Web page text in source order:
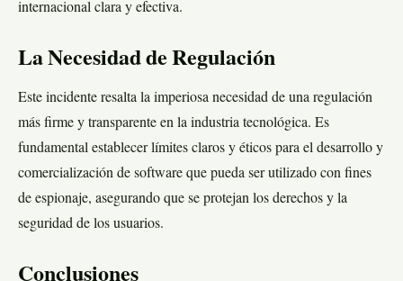
internacional clara y efectiva.
La Necesidad de Regulación
Este incidente resalta la imperiosa necesidad de una regulación
más firme y transparente en la industria tecnológica. Es
fundamental establecer límites claros y éticos para el desarrollo y
comercialización de software que pueda ser utilizado con fines
de espionaje, asegurando que se protejan los derechos y la
seguridad de los usuarios.
Conclusiones